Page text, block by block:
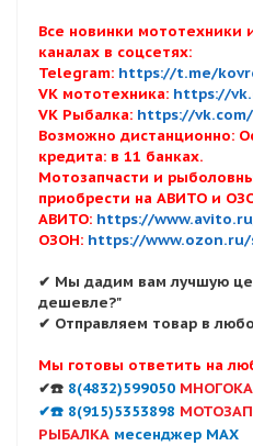
Все новинки мототехники
каналах в соцсетях:
Telegram: https://t.me/
VK мототехника: https://
VK Рыбалка: https://
Возможно дистанционно:
кредита: в 11 банках.
Мотозапчасти и
приобрести на АВИТО и
АВИТО: https://
ОЗОН: https://
✔ Мы дадим вам лучшую
дешевле?"
✔ Отправляем товар в
Мы готовы ответить на
✔☎️ 8(4832)599050
✔☎️ 8(915)5353898
РЫБАЛКА месенджер MAX